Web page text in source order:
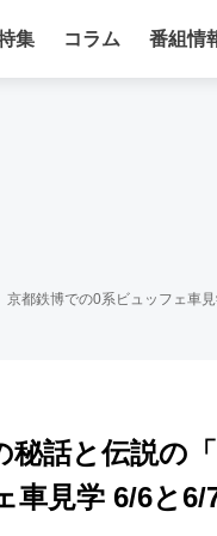
集 コラム 番組情
都鉄博での0系ビュッフェ車
秘話と伝説の
車見学 6/6と6/